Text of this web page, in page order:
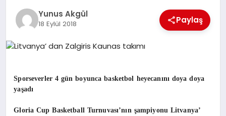
KÜNYE
NURHAK
Yunus Akgül
18 Eylül 2018 Paylaş
Sporseverler 4 gün boyunca basketbol heyecanını doya doya
yaşadı
Gloria Cup Basketball Turnuvası’nın şampiyonu Litvanya’